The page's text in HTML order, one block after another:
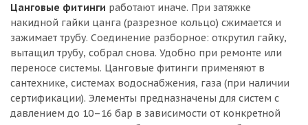
Цанговые фитинги работают иначе. При затяжке
накидной гайки цанга (разрезное кольцо) сжимается и
зажимает трубу. Соединение разборное: открутил гайку,
вытащил трубу, собрал снова. Удобно при ремонте или
переносе системы. Цанговые фитинги применяют в
сантехнике, системах водоснабжения, газа (при наличии
сертификации). Элементы предназначены для систем с
давлением до 10–16 бар в зависимости от конкретной